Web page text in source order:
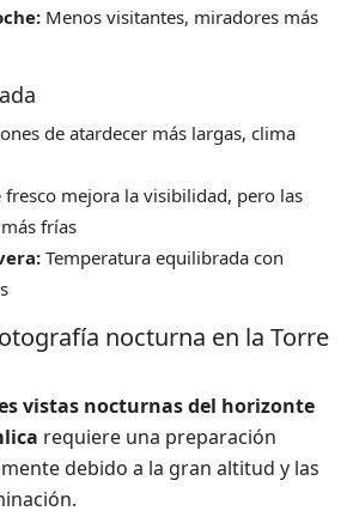
Menos visitantes, miradores más
de atardecer más largas, clima
fresco mejora la visibilidad, pero las
frías
Temperatura equilibrada con
nocturna en la Torre
vistas nocturnas del horizonte
requiere una preparación
debido a la gran altitud y las